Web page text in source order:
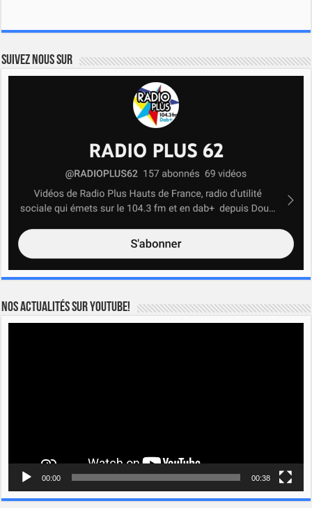
Suivez nous sur
Nos actualités sur YOUTUBE!
00:00 00:38